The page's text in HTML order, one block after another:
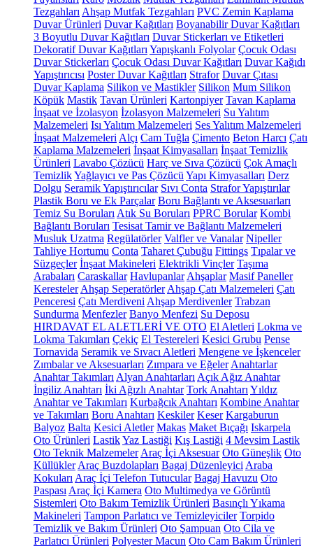
Tezgahları Ahşap Mutfak Tezgahları PVC Zemin Kaplama
Duvar Ürünleri Duvar Kağıtları Boyanabilir Duvar Kağıtları
3 Boyutlu Duvar Kağıtları Duvar Stickerları ve Etiketleri
Dekoratif Duvar Kağıtları Yapışkanlı Folyolar Çocuk Odası
Duvar Stickerları Çocuk Odası Duvar Kağıtları Duvar Kağıdı
Yapıştırıcısı Poster Duvar Kağıtları Strafor Duvar Çıtası
Duvar Kaplama Silikon ve Mastikler Silikon Mum Silikon
Köpük Mastik Tavan Ürünleri Kartonpiyer Tavan Kaplama
İnşaat ve İzolasyon İzolasyon Malzemeleri Su Yalıtım
Malzemeleri Isı Yalıtım Malzemeleri Ses Yalıtım Malzemeleri
İnşaat Malzemeleri Alçı Cam Tuğla Çimento Beton Harcı Çatı
Kaplama Malzemeleri İnşaat Kimyasalları İnşaat Temizlik
Ürünleri Lavabo Çözücü Harç ve Sıva Çözücü Çok Amaçlı
TemizlikYağlayıcı ve Pas Çözücü Yapı Kimyasalları Derz
Dolgu Seramik Yapıştırıcılar Sıvı Conta Strafor Yapıştırılar
Plastik Boru ve Ek Parçalar Boru Bağlantı ve Aksesuarları
Temiz Su Boruları Atık Su Boruları PPRC Borular Kombi
Bağlantı Boruları Tesisat Tamir ve Bağlantı Malzemeleri
Musluk Uzatma Regülatörler Valfler ve Vanalar Nipeller
Tahliye Hortumu Conta Taharet Çubuğu Fittings Tıpalar ve
Süzgeçler İnşaat Makineleri Elektrikli Vinçler Taşıma
Arabaları Caraskallar Havlupanlar Ahşaplar Masif Paneller
Keresteler Ahşap Seperatörler Ahşap Çatı Malzemeleri Çatı
Penceresi Çatı Merdiveni Ahşap Merdivenler Trabzan
Sundurma Menfezler Banyo Menfezi Su Deposu
HIRDAVAT EL ALETLERİ VE OTO El Aletleri Lokma ve
Lokma Takımları Çekiç El Testereleri Kesici Grubu Pense
Tornavida Seramik ve Sıvacı Aletleri Mengene ve İşkenceler
Zımbalar ve Aksesuarları Zımpara ve Eğeler Anahtarlar
Anahtar Takımları Alyan Anahtarları Açık Ağız Anahtar
İngiliz Anahtarı İki Ağızlı Anahtar Tork Anahtarı Yıldız
Anahtar ve Takımları Kurbağcık Anahtarı Kombine Anahtar
ve Takımları Boru Anahtarı Keskiler Keser Kargaburun
Balyoz Balta Kesici Aletler Makas Maket Bıçağı Iskarpela
Oto Ürünleri LastikYaz Lastiği Kış Lastiği 4 Mevsim Lastik
Oto Teknik Malzemeler Araç İçi Aksesuar Oto Güneşlik Oto
Küllükler Araç Buzdolapları Bagaj Düzenleyici Araba
Kokuları Araç İçi Telefon Tutucular Bagaj Havuzu Oto
Paspası Araç İçi Kamera Oto Multimedya ve Görüntü
Sistemleri Oto Bakım Temizlik Ürünleri Basınçlı Yıkama
Makineleri Tampon Parlatıcı ve Temizleyiciler Torpido
Temizlik ve Bakım Ürünleri Oto Şampuan Oto Cila ve
Parlatıcı Ürünleri Polyester Macun Oto Cam Bakım Ürünleri